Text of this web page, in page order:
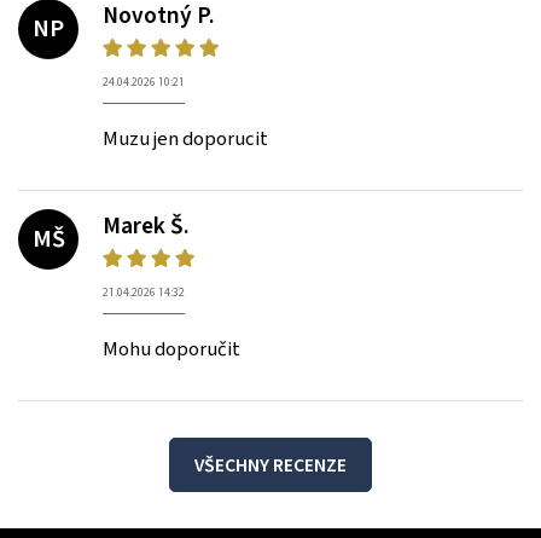
NP
Novotný P.
24.04.2026 10:21
Muzu jen doporucit
MŠ
Marek Š.
21.04.2026 14:32
Mohu doporučit
VŠECHNY RECENZE